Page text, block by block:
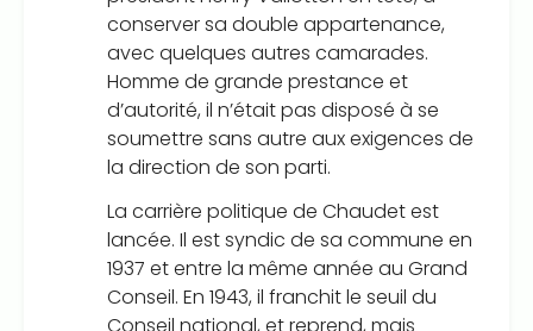
conserver sa double appartenance,
avec quelques autres camarades.
Homme de grande prestance et
d’autorité, il n’était pas disposé à se
soumettre sans autre aux exigences de
la direction de son parti.
La carrière politique de Chaudet est
lancée. Il est syndic de sa commune en
1937 et entre la même année au Grand
Conseil. En 1943, il franchit le seuil du